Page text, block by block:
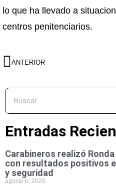
lo que ha llevado a
centros penitenciarios.
ANTERIOR
Entradas
Carabineros realizó
con resultados positivos
y seguridad
agosto 6, 2026